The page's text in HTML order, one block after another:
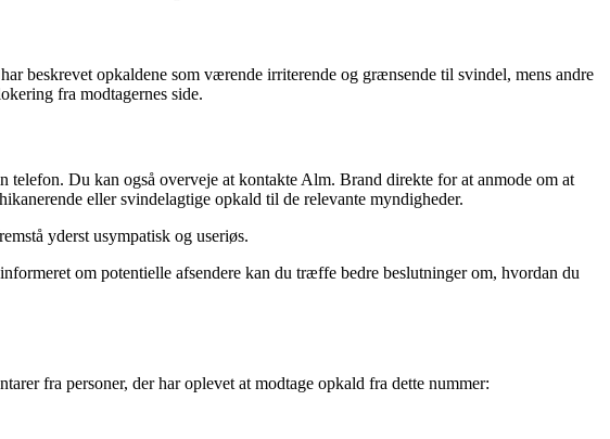
beskrevet opkaldene som værende irriterende og grænsende til svindel, mens andre
fra modtagernes side.
Du kan også overveje at kontakte Alm. Brand direkte for at anmode om at
eller svindelagtige opkald til de relevante myndigheder.
yderst usympatisk og useriøs.
om potentielle afsendere kan du træffe bedre beslutninger om, hvordan du
fra personer, der har oplevet at modtage opkald fra dette nummer: